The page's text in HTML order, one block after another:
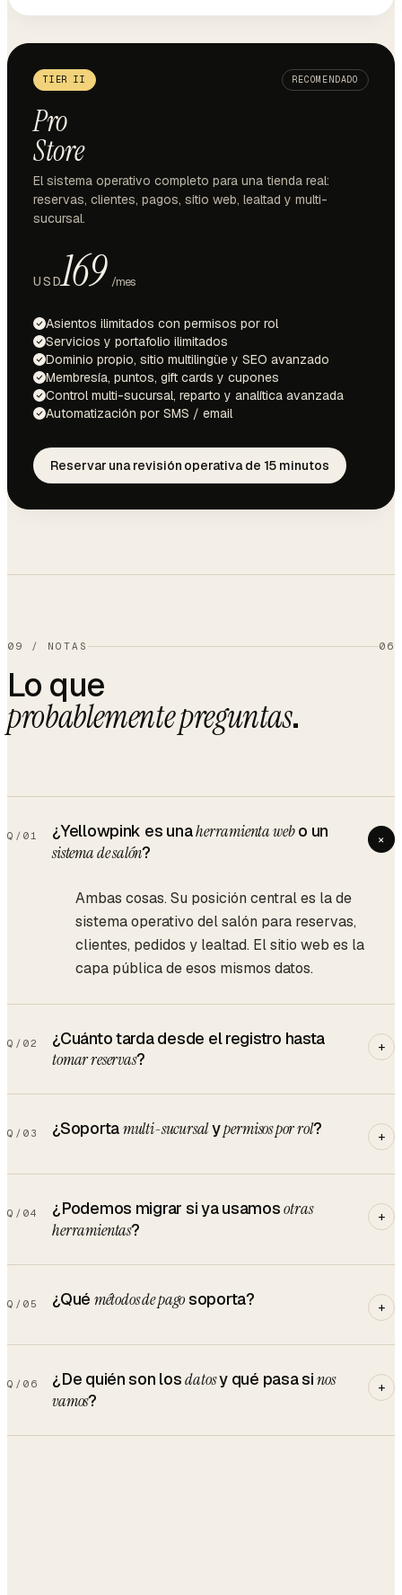
TIER II RECOMENDADO
Pro
Store
El sistema operativo completo para una tienda real:
reservas, clientes, pagos, sitio web, lealtad y multi-
sucursal.
USD169 /mes
Asientos ilimitados con permisos por rol
Servicios y portafolio ilimitados
Dominio propio, sitio multilingüe y SEO avanzado
Membresía, puntos, gift cards y cupones
Control multi-sucursal, reparto y analítica avanzada
Automatización por SMS / email
Reservar una revisión operativa de 15 minutos
09 / NOTAS 06
Lo que
probablemente preguntas.
Q/ 01 ¿Yellowpink es unaherramienta webo un
sistema de salón?
+
Ambas cosas. Su posición central es la de
sistema operativo del salón para reservas,
clientes, pedidos y lealtad. El sitio web es la
capa pública de esos mismos datos.
Q/ 02 ¿Cuánto tarda desde el registro hasta
tomar reservas?
+
Q/ 03 ¿Soportamulti-sucursalypermisos por rol? +
Q/ 04 ¿Podemos migrar si ya usamosotras
herramientas?
+
Q/ 05 ¿Qué métodos de pagosoporta? +
Q/ 06 ¿De quién son losdatosy qué pasa sinos
vamos?
+